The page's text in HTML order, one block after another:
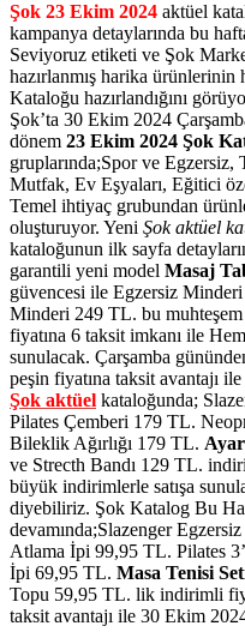
Şok 23 Ekim 2024 aktüel
kampanya detaylarında bu
Seviyoruz etiketi ve Şok
hazırlanmış harika
Kataloğu hazırlandığını
Şok’ta 30 Ekim 2024
dönem 23 Ekim 2024 Şok
gruplarında;Spor ve
Mutfak, Ev Eşyaları, Eğitici
Temel ihtiyaç grubundan
oluşturuyor. Yeni Şok aktüel
kataloğunun ilk sayfa
garantili yeni model Masaj
güvencesi ile Egzersiz
Minderi 249 TL. bu
fiyatına 6 taksit imkanı ile
sunulacak. Çarşamba
peşin fiyatına taksit avantajı
Şok aktüel kataloğunda;
Pilates Çemberi 179 TL.
Bileklik Ağırlığı 179 TL.
ve Strecth Bandı 129 TL.
büyük indirimlerle satışa
diyebiliriz. Şok Katalog Bu
devamında;Slazenger
Atlama İpi 99,95 TL. Pilates
İpi 69,95 TL. Masa Tenisi
Topu 59,95 TL. lik indirimli
taksit avantajı ile 30 Ekim